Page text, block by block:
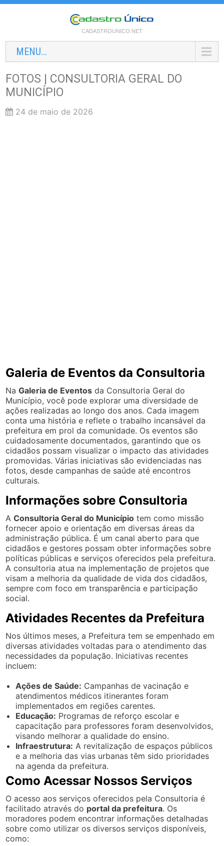
CADASTROUNICO.NET
MENU...
FOTOS | CONSULTORIA GERAL DO
MUNICÍPIO
24 de maio de 2026
Galeria de Eventos da Consultoria
NaGaleria de Eventos da Consultoria Geral do
Município, você pode explorar uma diversidade de
ações realizadas ao longo dos anos. Cada imagem
conta uma história e reflete o trabalho incansável da
prefeitura em prol da comunidade. Os eventos são
cuidadosamente documentados, garantindo que os
cidadãos possam visualizar o impacto das atividades
promovidas. Várias iniciativas são evidenciadas nas
fotos, desde campanhas de saúde até encontros
culturais.
Informações sobre Consultoria
AConsultoria Geral do Município tem como missão
fornecer apoio e orientação em diversas áreas da
administração pública. É um canal aberto para que
cidadãos e gestores possam obter informações sobre
políticas públicas e serviços oferecidos pela prefeitura.
A consultoria atua na implementação de projetos que
visam a melhoria da qualidade de vida dos cidadãos,
sempre com foco em transparência e participação
social.
Atividades Recentes da Prefeitura
Nos últimos meses, a Prefeitura tem se empenhado em
diversas atividades voltadas para o atendimento das
necessidades da população. Iniciativas recentes
incluem:
Ações de Saúde: Campanhas de vacinação e
atendimentos médicos itinerantes foram
implementados em regiões carentes.
Educação: Programas de reforço escolar e
capacitação para professores foram desenvolvidos,
visando melhorar a qualidade do ensino.
Infraestrutura: A revitalização de espaços públicos
e a melhoria das vias urbanas têm sido prioridades
na agenda da prefeitura.
Como Acessar Nossos Serviços
O acesso aos serviços oferecidos pela Consultoria é
facilitado através do portal da prefeitura. Os
moradores podem encontrar informações detalhadas
sobre como utilizar os diversos serviços disponíveis,
como: